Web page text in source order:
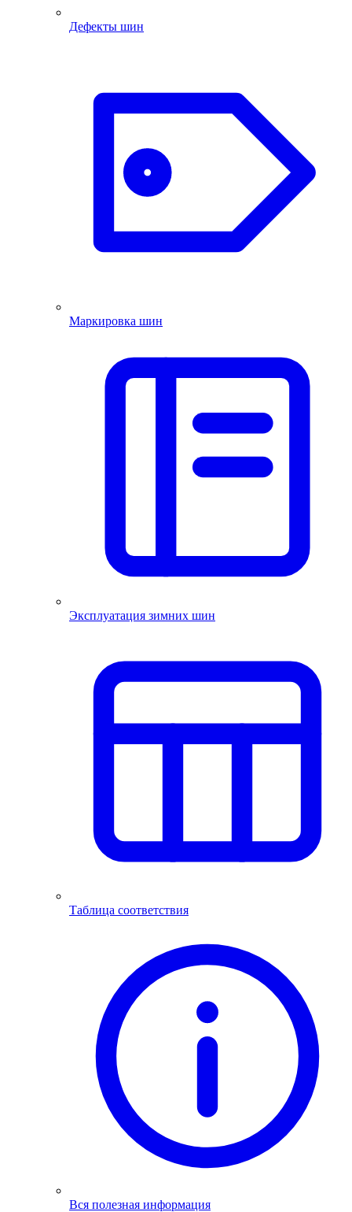
Дефекты шин
Маркировка шин
Эксплуатация зимних шин
Таблица соответствия
Вся полезная информация